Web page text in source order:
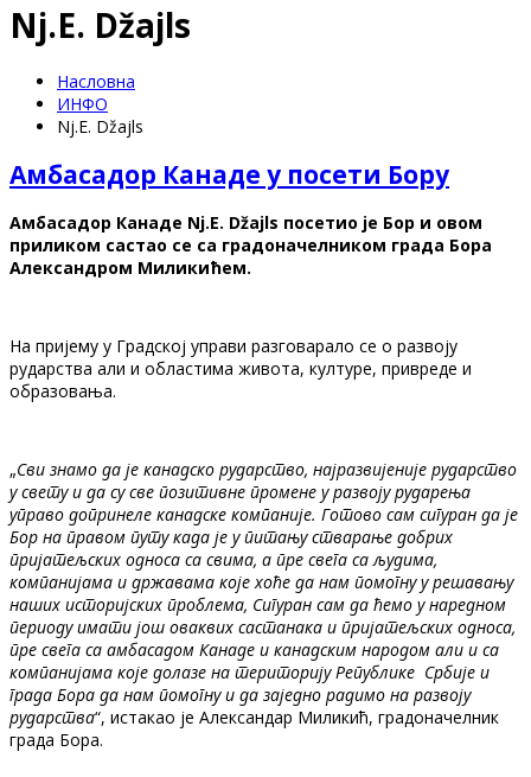
Nj.E. Džajls
Насловна
ИНФО
Nj.E. Džajls
Амбасадор Канаде у посети Бору
Амбасадор Канаде Nj.E. Džajls посетио је Бор и овом
приликом састао се са градоначелником града Бора
Александром Миликићем.
На пријему у Градској управи разговарало се о развоју
рударства али и областима живота, културе, привреде и
образовања.
„Сви знамо да је канадско рударство, најразвијеније рударство
у свету и да су све позитивне промене у развоју рударења
управо допринеле канадске компаније. Готово сам сигуран да је
Бор на правом путу када је у питању стварање добрих
пријатељских односа са свима, а пре свега са људима,
компанијама и државама које хоће да нам помогну у решавању
наших историјских проблема, Сигуран сам да ћемо у наредном
периоду имати још оваквих састанака и пријатељских односа,
пре свега са амбасадом Канаде и канадским народом али и са
компанијама које долазе на територију Републике Србије и
града Бора да нам помогну и да заједно радимо на развоју
рударства“, истакао је Александар Миликић, градоначелник
града Бора.